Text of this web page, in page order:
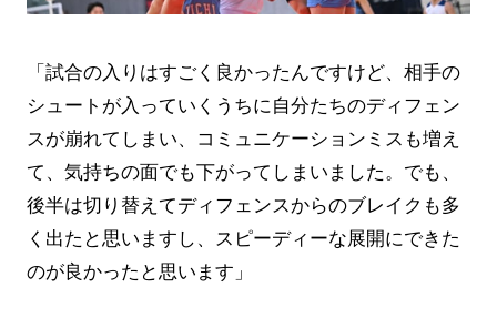
「試合の入りはすごく良かったんですけど、相手の
シュートが入っていくうちに自分たちのディフェン
スが崩れてしまい、コミュニケーションミスも増え
て、気持ちの面でも下がってしまいました。でも、
後半は切り替えてディフェンスからのブレイクも多
く出たと思いますし、スピーディーな展開にできた
のが良かったと思います」